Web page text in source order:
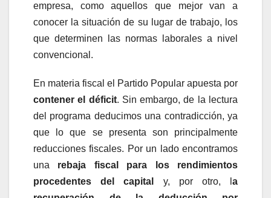
empresa, como aquellos que mejor van a
conocer la situación de su lugar de trabajo, los
que determinen las normas laborales a nivel
convencional.
En materia fiscal el Partido Popular apuesta por
contener el déficit. Sin embargo, de la lectura
del programa deducimos una contradicción, ya
que lo que se presenta son principalmente
reducciones fiscales. Por un lado encontramos
una rebaja fiscal para los rendimientos
procedentes del capital
y, por otro, la